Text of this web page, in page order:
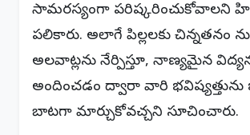
సామరస్యంగా పరిష్కరించుకోవాలని
పలికారు. అలాగే పిల్లలకు చిన్నతనం
అలవాట్లను నేర్పిస్తూ, నాణ్యమైన
అందించడం ద్వారా వారి భవిష్యత్తును
బాటగా మార్చుకోవచ్చని సూచించారు.